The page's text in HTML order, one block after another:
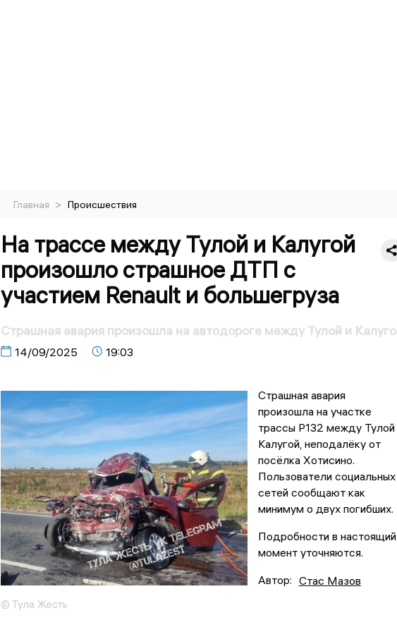
Главная > Происшествия
На трассе между Тулой и Калугой
произошло страшное ДТП с
участием Renault и большегруза
Страшная авария произошла на автодороге между Тулой и
14/09/2025 19:03
© Тула Жесть
Страшная авария
произошла на участке
трассы P132 между Тулой
Калугой, неподалёку от
посёлка Хотисино.
Пользователи социальных
сетей сообщают как
минимум о двух погибших.
Подробности в настоящий
момент уточняются.
Автор: Стас Мазов